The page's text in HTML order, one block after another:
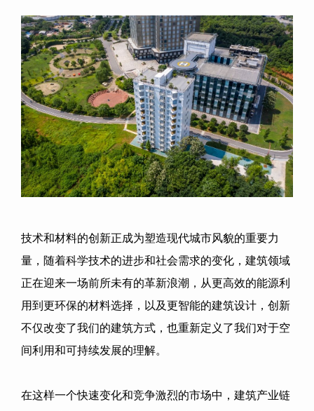
技术和材料的创新正成为塑造现代城市风貌的重要力
量，随着科学技术的进步和社会需求的变化，建筑领域
正在迎来一场前所未有的革新浪潮，从更高效的能源利
用到更环保的材料选择，以及更智能的建筑设计，创新
不仅改变了我们的建筑方式，也重新定义了我们对于空
间利用和可持续发展的理解。
在这样一个快速变化和竞争激烈的市场中，建筑产业链